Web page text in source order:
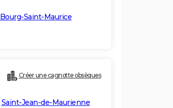
Bourg-Saint-Maurice
Créer une cagnotte obsèques
Saint-Jean-de-Maurienne